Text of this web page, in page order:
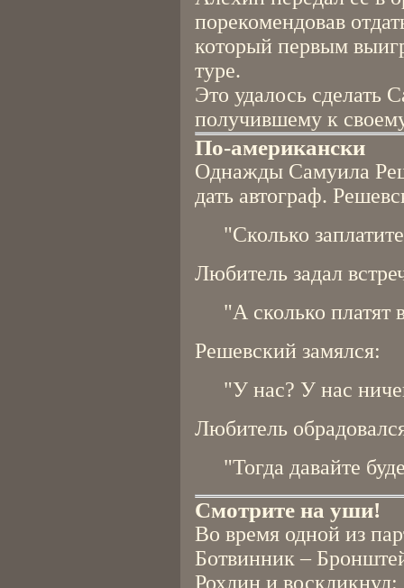
порекомендовав
который первым
туре.
Это удалось сделать
получившему к
По-американски
Однажды Самуила
дать автограф.
"Сколько
Любитель задал
"А сколько
Решевский замялся:
"У нас? У нас
Любитель
"Тогда давайте
Смотрите на уши!
Во время одной из
Ботвинник –
Рохлин и воскликнул: